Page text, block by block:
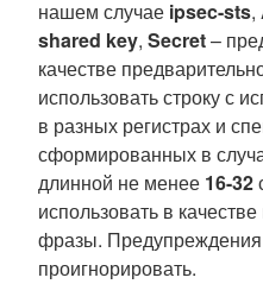
нашем случае ipsec-sts,
shared key, Secret–
качестве
использовать строку с
в разных регистрах и
сформированных в
длинной не менее 16-32
использовать в
фразы.
проигнорировать.